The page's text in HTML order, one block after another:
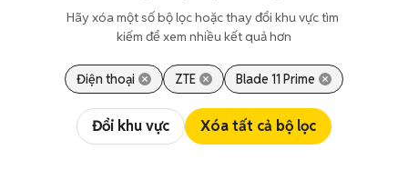
Hãy xóa một số bộ lọc hoặc thay đổi khu vực tìm
kiếm để xem nhiều kết quả hơn
Điện thoại ZTE Blade 11 Prime
Đổi khu vực Xóa tất cả bộ lọc